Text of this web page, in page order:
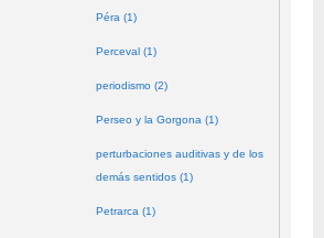
Péra (1)
Perceval (1)
periodismo (2)
Perseo y la Gorgona (1)
perturbaciones auditivas y de los
demás sentidos (1)
Petrarca (1)